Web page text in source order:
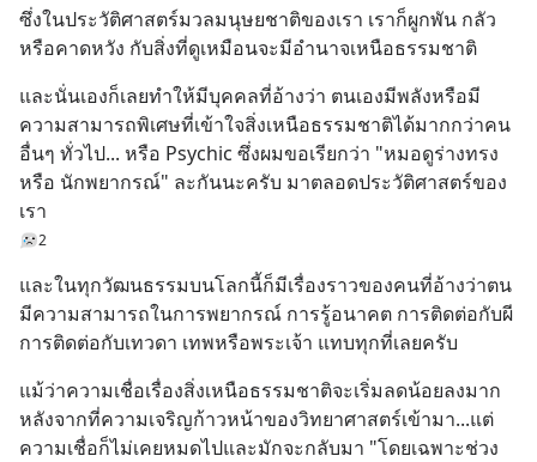
ซึ่งในประวัติศาสตร์มวลมนุษยชาติของเรา เราก็ผูกพัน กลัว
หรือคาดหวัง กับสิ่งที่ดูเหมือนจะมีอำนาจเหนือธรรมชาติ
และนั่นเองก็เลยทำให้มีบุคคลที่อ้างว่า ตนเองมีพลังหรือมี
ความสามารถพิเศษที่เข้าใจสิ่งเหนือธรรมชาติได้มากกว่าคน
อื่นๆ ทั่วไป... หรือ Psychic ซึ่งผมขอเรียกว่า "หมอดูร่างทรง
หรือ นักพยากรณ์" ละกันนะครับ มาตลอดประวัติศาสตร์ของ
เรา
2
และในทุกวัฒนธรรมบนโลกนี้ก็มีเรื่องราวของคนที่อ้างว่าตน
มีความสามารถในการพยากรณ์ การรู้อนาคต การติดต่อกับผี
การติดต่อกับเทวดา เทพหรือพระเจ้า แทบทุกที่เลยครับ
แม้ว่าความเชื่อเรื่องสิ่งเหนือธรรมชาติจะเริ่มลดน้อยลงมาก
หลังจากที่ความเจริญก้าวหน้าของวิทยาศาสตร์เข้ามา...แต่
ความเชื่อก็ไม่เคยหมดไปและมักจะกลับมา "โดยเฉพาะช่วง